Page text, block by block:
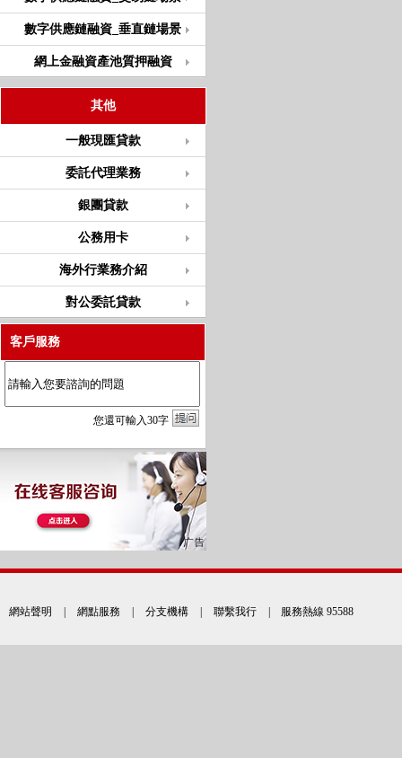
數字供應鏈融資_垂直鏈場景
網上金融資產池質押融資
其他
一般現匯貸款
委託代理業務
銀團貸款
公務用卡
海外行業務介紹
對公委託貸款
客戶服務
您還可輸入30字
網站聲明 網點服務 分支機構 聯繫我行 | 服務熱線 95588